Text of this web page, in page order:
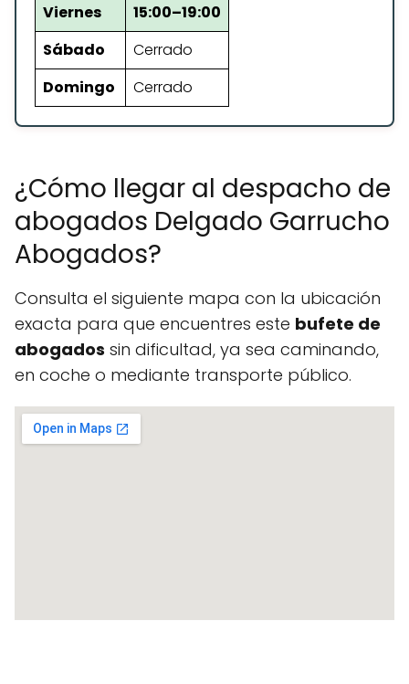
Viernes
15:00–19:00
Sábado
Cerrado
Domingo
Cerrado
¿Cómo llegar al despacho de
abogados Delgado Garrucho
Abogados?
Consulta el siguiente mapa con la ubicación
exacta para que encuentres este bufete de
abogados sin dificultad, ya sea caminando,
en coche o mediante transporte público.